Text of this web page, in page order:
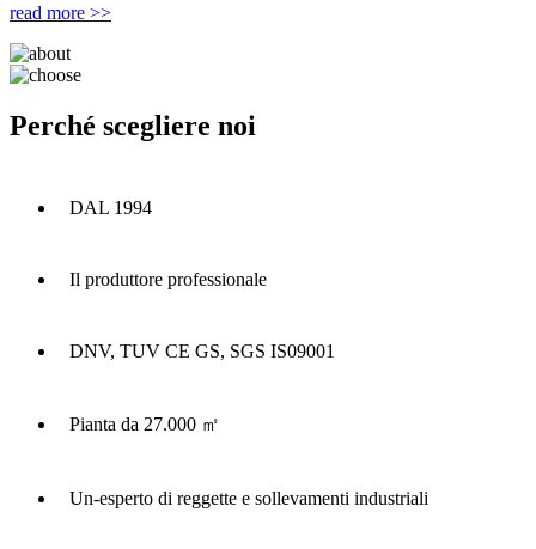
read more >>
Perché scegliere noi
DAL 1994
Il produttore professionale
DNV, TUV CE GS, SGS IS09001
Pianta da 27.000 ㎡
Un-esperto di reggette e sollevamenti industriali